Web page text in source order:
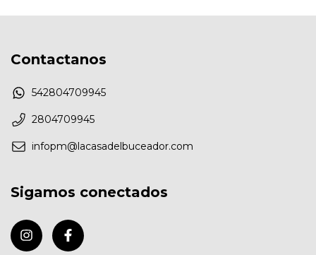
Contactanos
542804709945
2804709945
infopm@lacasadelbuceador.com
Sigamos conectados